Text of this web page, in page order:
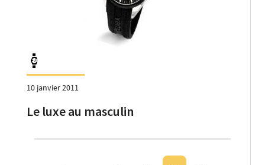
10 janvier 2011
Le luxe au masculin